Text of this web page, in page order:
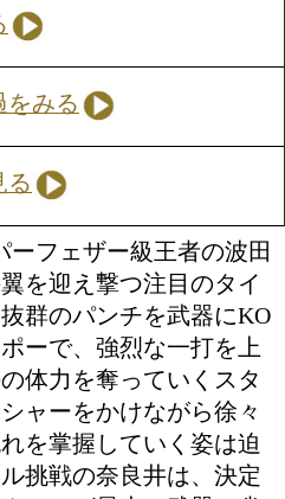
奈良井 翼(RK蒲田)
る
過をみる
見る
ーパーフェザー級王